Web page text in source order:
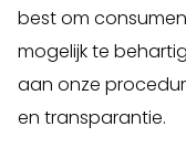
best om
mogelijk te
aan onze
en transparantie.